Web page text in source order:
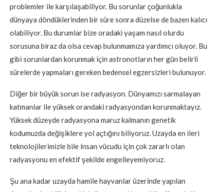
problemler ile karşılaşabiliyor. Bu sorunlar çoğunlukla
dünyaya döndüklerinden bir süre sonra düzelse de bazen kalıcı
olabiliyor. Bu durumlar bize oradaki yaşam nasıl olurdu
sorusuna biraz da olsa cevap bulunmamıza yardımcı oluyor. Bu
gibi sorunlardan korunmak için astronotların her gün belirli
sürelerde yapmaları gereken bedensel egzersizleri bulunuyor.
Diğer bir büyük sorun ise radyasyon. Dünyamızı sarmalayan
katmanlar ile yüksek orandaki radyasyondan korunmaktayız.
Yüksek düzeyde radyasyona maruz kalmanın genetik
kodumuzda değişiklere yol açtığını biliyoruz. Uzayda en ileri
teknolojilerimizle bile insan vücudu için çok zararlı olan
radyasyonu en efektif şekilde engelleyemiyoruz.
Şu ana kadar uzayda hamile hayvanlar üzerinde yapılan